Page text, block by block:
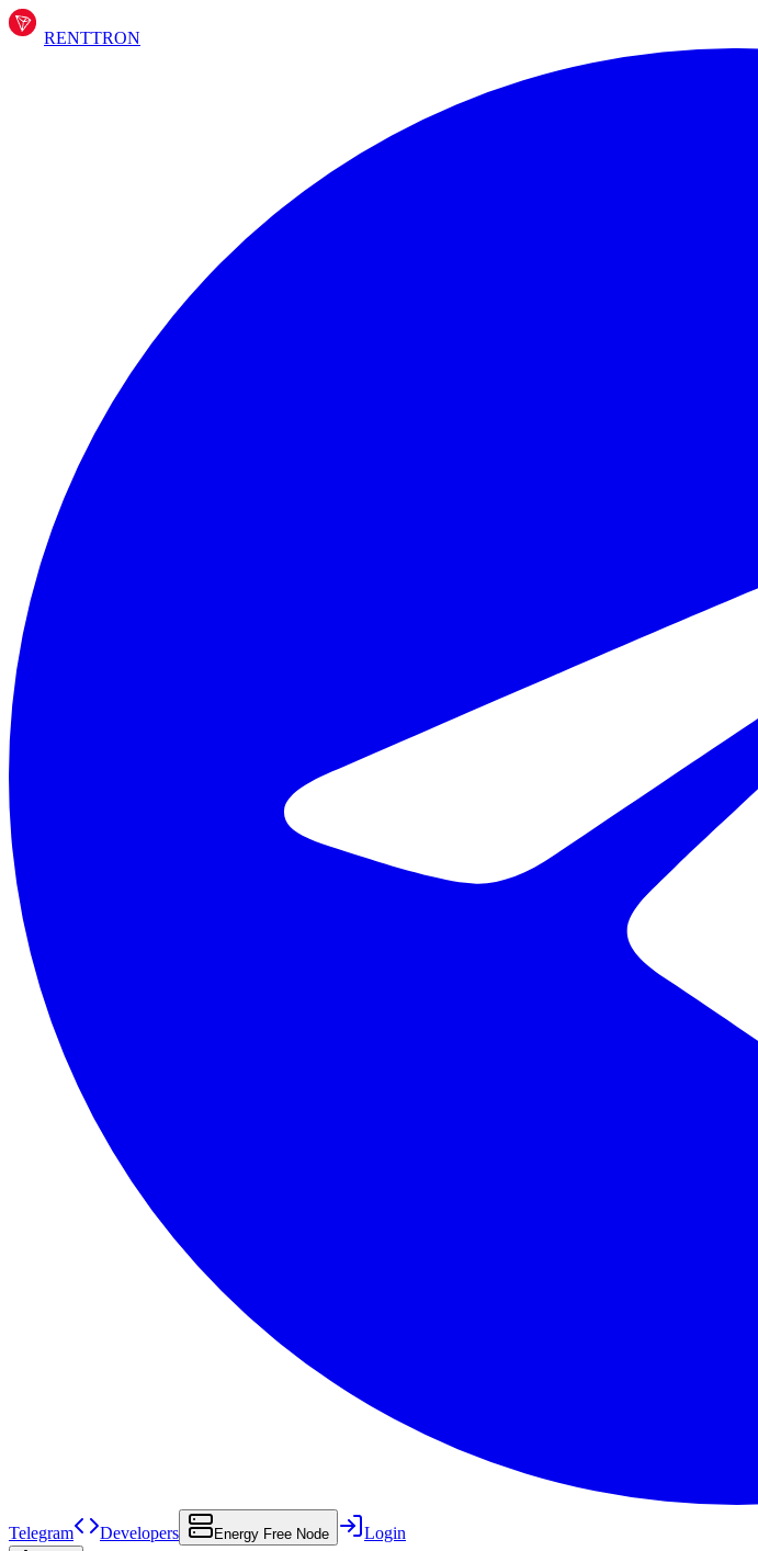
RENTTRON
Telegram Developers Energy Free Node Login